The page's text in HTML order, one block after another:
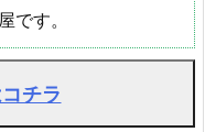
です。
チラ